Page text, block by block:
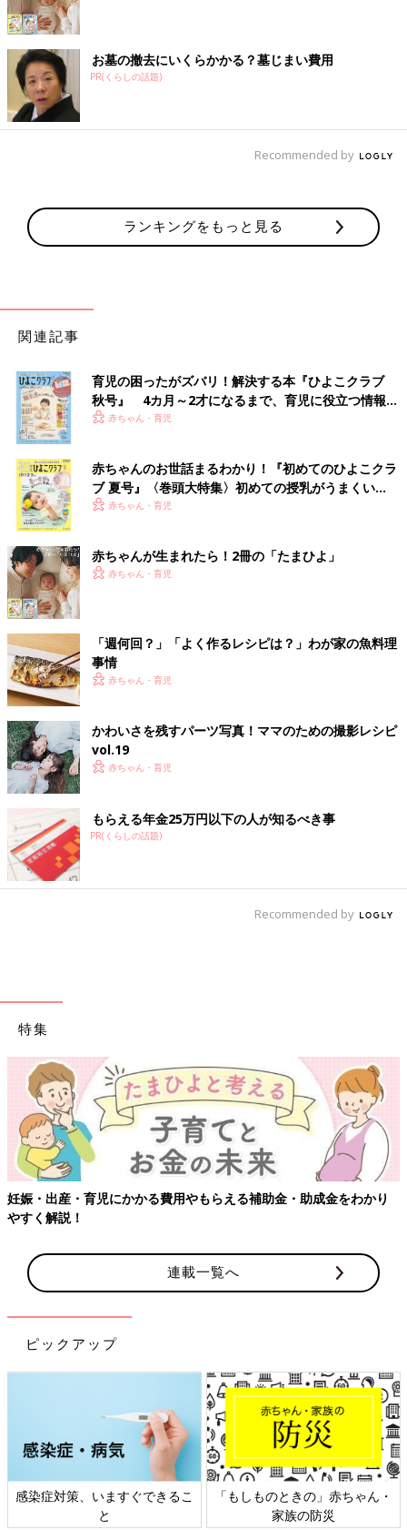
お墓の撤去にいくらかかる？墓じまい費用
PR(くらしの話題)
Recommended by
ランキングをもっと見る
関連記事
育児の困ったがズバリ！解決する本『ひよこクラブ
秋号』 4カ月～2才になるまで、育児に役立つ情報が
いっぱい！
赤ちゃん・育児
赤ちゃんのお世話まるわかり！『初めてのひよこクラ
ブ 夏号』〈巻頭大特集〉初めての授乳がうまくい
く！ おっぱい・ミルクの基本と夏のトラブル 解決テ
赤ちゃん・育児
赤ちゃんが生まれたら！2冊の「たまひよ」
赤ちゃん・育児
「週何回？」「よく作るレシピは？」わが家の魚料理
事情
赤ちゃん・育児
かわいさを残すパーツ写真！ママのための撮影レシピ
vol.19
赤ちゃん・育児
もらえる年金25万円以下の人が知るべき事
PR(くらしの話題)
Recommended by
特集
妊娠・出産・育児にかかる費用やもらえる補助金・助成金をわかり
やすく解説！
連載一覧へ
ピックアップ
感染症対策、いますぐできるこ
と
「もしものときの」赤ちゃん・
家族の防災